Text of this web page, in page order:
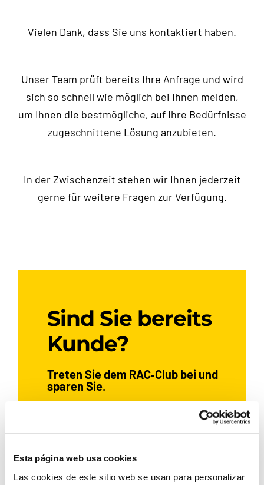
Esta página web usa cookies
Las cookies de este sitio web se usan para personalizar
Contakt
Vielen Dank, dass Sie uns kontaktiert haben.
Unser Team prüft bereits Ihre Anfrage und wird
sich so schnell wie möglich bei Ihnen melden,
um Ihnen die bestmögliche, auf Ihre Bedürfnisse
zugeschnittene Lösung anzubieten.
In der Zwischenzeit stehen wir Ihnen jederzeit
gerne für weitere Fragen zur Verfügung.
Sind Sie bereits
Kunde?
Treten Sie dem RAC‑Club bei und
sparen Sie.
JETZT BEITRETEN